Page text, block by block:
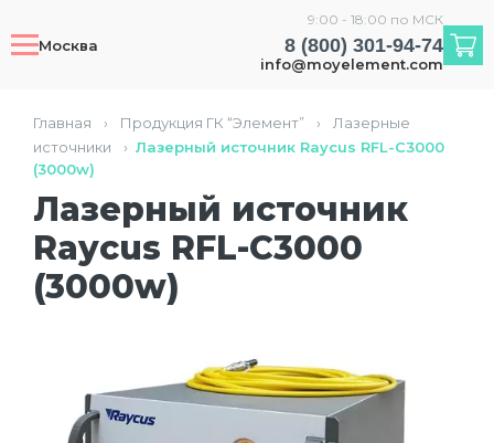
Москва
9:00 - 18:00 по МСК
8 (800) 301-94-74
info@moyelement.com
Главная › Продукция ГК “Элемент” ›
Лазерные
источники
› Лазерный источник Raycus RFL-C3000
(3000w)
Лазерный источник
Raycus RFL-C3000
(3000w)